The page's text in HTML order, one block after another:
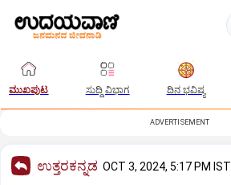
ಮುಖಪುಟ ಸುದ್ದಿ ವಿಭಾಗ ದಿನ ಭವಿಷ್ಯ
ADVERTISEMENT
ಉತ್ತರಕನ್ನಡ OCT 3, 2024, 5:17 PM IST